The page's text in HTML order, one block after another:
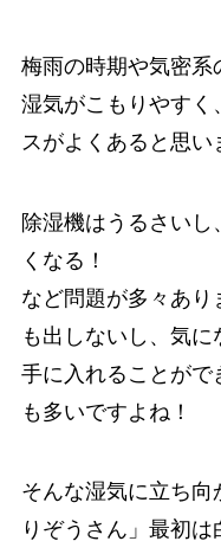
梅雨の時期や気密系
湿気がこもりやすく
スがよくあると思い
除湿機はうるさい
くなる！
など問題が多々あ
も出しないし、気
手に入れることがで
も多いですよね！
そんな湿気に立ち向
りぞうさん」最初